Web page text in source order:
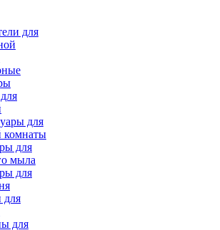
для
для
комнаты
для
мыла
для
для